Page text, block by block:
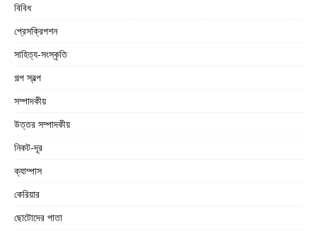
বিবিধ
প্রেসক্রিপশন
সাহিত্য-সংস্কৃতি
গল্প স্বল্প
সম্পাদকীয়
উত্তর সম্পাদকীয়
নিকট-দূর
ক্যাম্পাস
কেরিয়ার
ছোটোদের পাতা